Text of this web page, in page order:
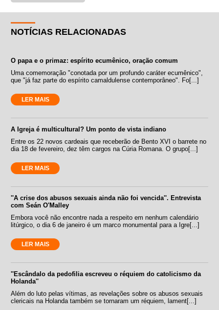
NOTÍCIAS RELACIONADAS
O papa e o primaz: espírito ecumênico, oração comum
Uma comemoração "conotada por um profundo caráter ecumênico",
que "já faz parte do espírito camaldulense contemporâneo". Fo[...]
LER MAIS
A Igreja é multicultural? Um ponto de vista indiano
Entre os 22 novos cardeais que receberão de Bento XVI o barrete no
dia 18 de fevereiro, dez têm cargos na Cúria Romana. O grupo[...]
LER MAIS
''A crise dos abusos sexuais ainda não foi vencida''. Entrevista
com Seán O'Malley
Embora você não encontre nada a respeito em nenhum calendário
litúrgico, o dia 6 de janeiro é um marco monumental para a Igre[...]
LER MAIS
''Escândalo da pedofilia escreveu o réquiem do catolicismo da
Holanda''
Além do luto pelas vítimas, as revelações sobre os abusos sexuais
clericais na Holanda também se tornaram um réquiem, lament[...]